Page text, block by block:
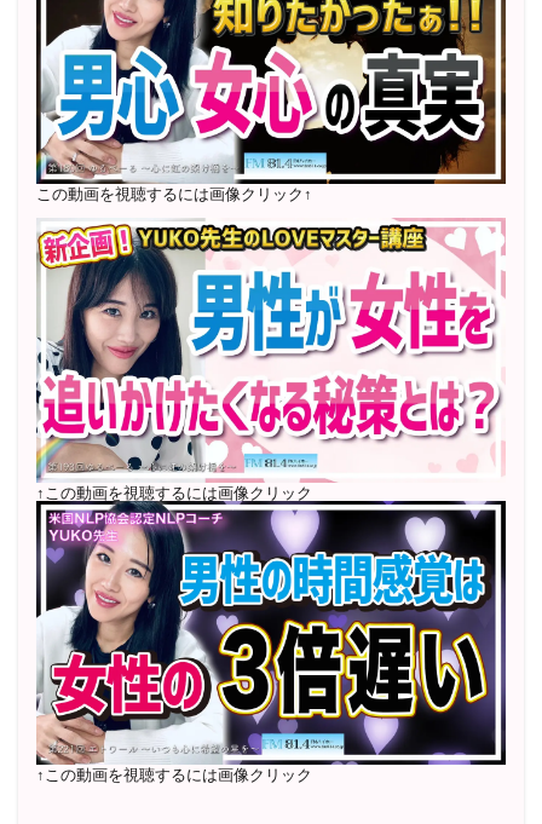
ター講座」準レギュラー出演中！
〜2025年5月 個別セッション相談実績 1500名越え
2022年6月〜24年7月 自己肯定感を高めるメールレッス
ン1000名以上参加
〜2024年7月 恋愛テキスト動画セット販売実績
2022年7月〜12月 グループセッション開始 限定10名
様 随時満席
2022年4月 米国NLP協会認定NLPコーチ及び日本NLP能
力開発協会認定NLPコーチ資格取得
この動画を視聴するには画像クリック↑
↑この動画を視聴するには画像クリック
↑この動画を視聴するには画像クリック